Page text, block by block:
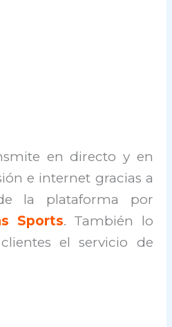
en directo y en
e internet gracias a
la plataforma por
Sports. También lo
el servicio de